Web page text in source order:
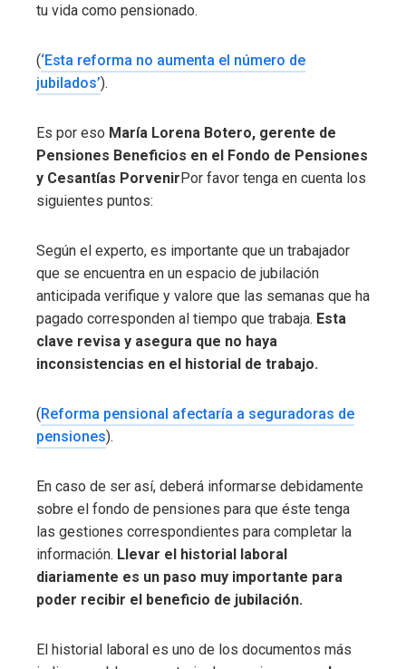
tu vida como pensionado.
(‘Esta reforma no aumenta el número de
jubilados’).
Es por eso María Lorena Botero, gerente de
Pensiones Beneficios en el Fondo de Pensiones
y Cesantías PorvenirPor favor tenga en cuenta los
siguientes puntos:
Según el experto, es importante que un trabajador
que se encuentra en un espacio de jubilación
anticipada verifique y valore que las semanas que ha
pagado corresponden al tiempo que trabaja. Esta
clave revisa y asegura que no haya
inconsistencias en el historial de trabajo.
(Reforma pensional afectaría a seguradoras de
pensiones).
En caso de ser así, deberá informarse debidamente
sobre el fondo de pensiones para que éste tenga
las gestiones correspondientes para completar la
información. Llevar el historial laboral
diariamente es un paso muy importante para
poder recibir el beneficio de jubilación.
El historial laboral es uno de los documentos más